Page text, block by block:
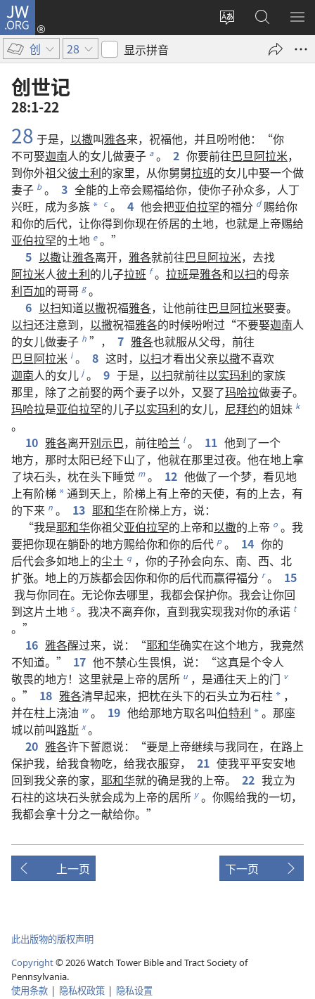
JW.ORG
更
网
登
录
开
搜
索
JW.ORG
显
菜
创 28 显示拼音
创世记
28:1-22
28 于是， 以撒叫雅各来， 祝福他， 并且吩咐他：“你
不可娶迦南人的女儿做妻子 a 。 2 你要前往巴旦阿拉米，
到你外祖父彼土利的家里， 从你舅舅拉班的女儿中娶一个做
妻子 b 。 3 全能的上帝会赐福给你， 使你子孙众多， 人丁
兴旺， 成为多族 * c 。 4 他会把亚伯拉罕的福分 d 赐给你
和你的后代， 让你得到你现在侨居的土地， 也就是上帝赐给
亚伯拉罕的土地 e 。”
5 以撒让雅各离开， 雅各就前往巴旦阿拉米， 去找
阿拉米人彼土利的儿子拉班 f 。 拉班是雅各和以扫的母亲
利百加的哥哥 g 。
6 以扫知道以撒祝福雅各， 让他前往巴旦阿拉米娶妻。
以扫还注意到， 以撒祝福雅各的时候吩咐过 “不要娶迦南人
的女儿做妻子 h ”， 7 雅各也就服从父母， 前往
巴旦阿拉米 i 。 8 这时， 以扫才看出父亲以撒不喜欢
迦南人的女儿 j 。 9 于是， 以扫就前往以实玛利的家族
那里， 除了之前娶的两个妻子以外， 又娶了玛哈拉做妻子。
玛哈拉是亚伯拉罕的儿子以实玛利的女儿， 尼拜约的姐妹 k
。
10 雅各离开别示巴， 前往哈兰 l 。 11 他到了一个
地方， 那时太阳已经下山了， 他就在那里过夜。 他在地上拿
了块石头， 枕在头下睡觉 m 。 12 他做了一个梦， 看见地
上有阶梯 *通到天上， 阶梯上有上帝的天使， 有的上去， 有
的下来 n 。 13 耶和华在阶梯上方， 说：
“我是耶和华你祖父亚伯拉罕的上帝和以撒的上帝 o 。 我
要把你现在躺卧的地方赐给你和你的后代 p 。 14 你的
后代会多如地上的尘土 q ， 你的子孙会向东、 南、 西、 北
扩张。 地上的万族都会因你和你的后代而赢得福分 r 。
15
我与你同在。 无论你去哪里， 我都会保护你。 我会让你回
到这片土地 s 。 我决不离弃你， 直到我实现我对你的承诺 t
。”
16 雅各醒过来， 说：“耶和华确实在这个地方， 我竟然
不知道。” 17 他不禁心生畏惧， 说：“这真是个令人
敬畏的地方！ 这里就是上帝的居所 u ， 是通往天上的门 v
。” 18 雅各清早起来， 把枕在头下的石头立为石柱 * ，
并在柱上浇油 w 。 19 他给那地方取名叫伯特利 *。 那座
城以前叫路斯 x 。
20 雅各许下誓愿说：“要是上帝继续与我同在， 在路上
保护我， 给我食物吃， 给我衣服穿， 21 使我平平安安地
回到我父亲的家， 耶和华就的确是我的上帝。 22 我立为
石柱的这块石头就会成为上帝的居所 y 。 你赐给我的一切，
我都会拿十分之一献给你。”
上一页 下一页
此出版物的版权声明
Copyright© 2026Watch Tower Bible and Tract Society of
Pennsylvania.
使用条款 | 隐私权政策 | 隐私设置